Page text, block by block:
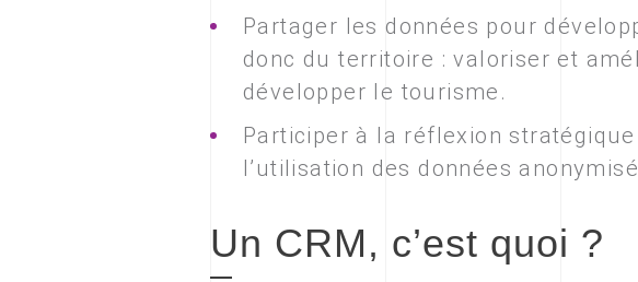
Partager les données pour
donc du territoire : valoriser et
développer le tourisme.
Participer à la réflexion
l’utilisation des données
Un CRM, c’est quoi ?